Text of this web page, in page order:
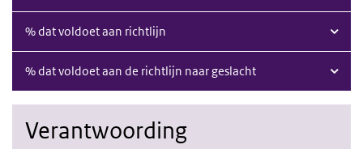
% dat voldoet aan richtlijn
% dat voldoet aan de richtlijn naar geslacht
Verantwoording